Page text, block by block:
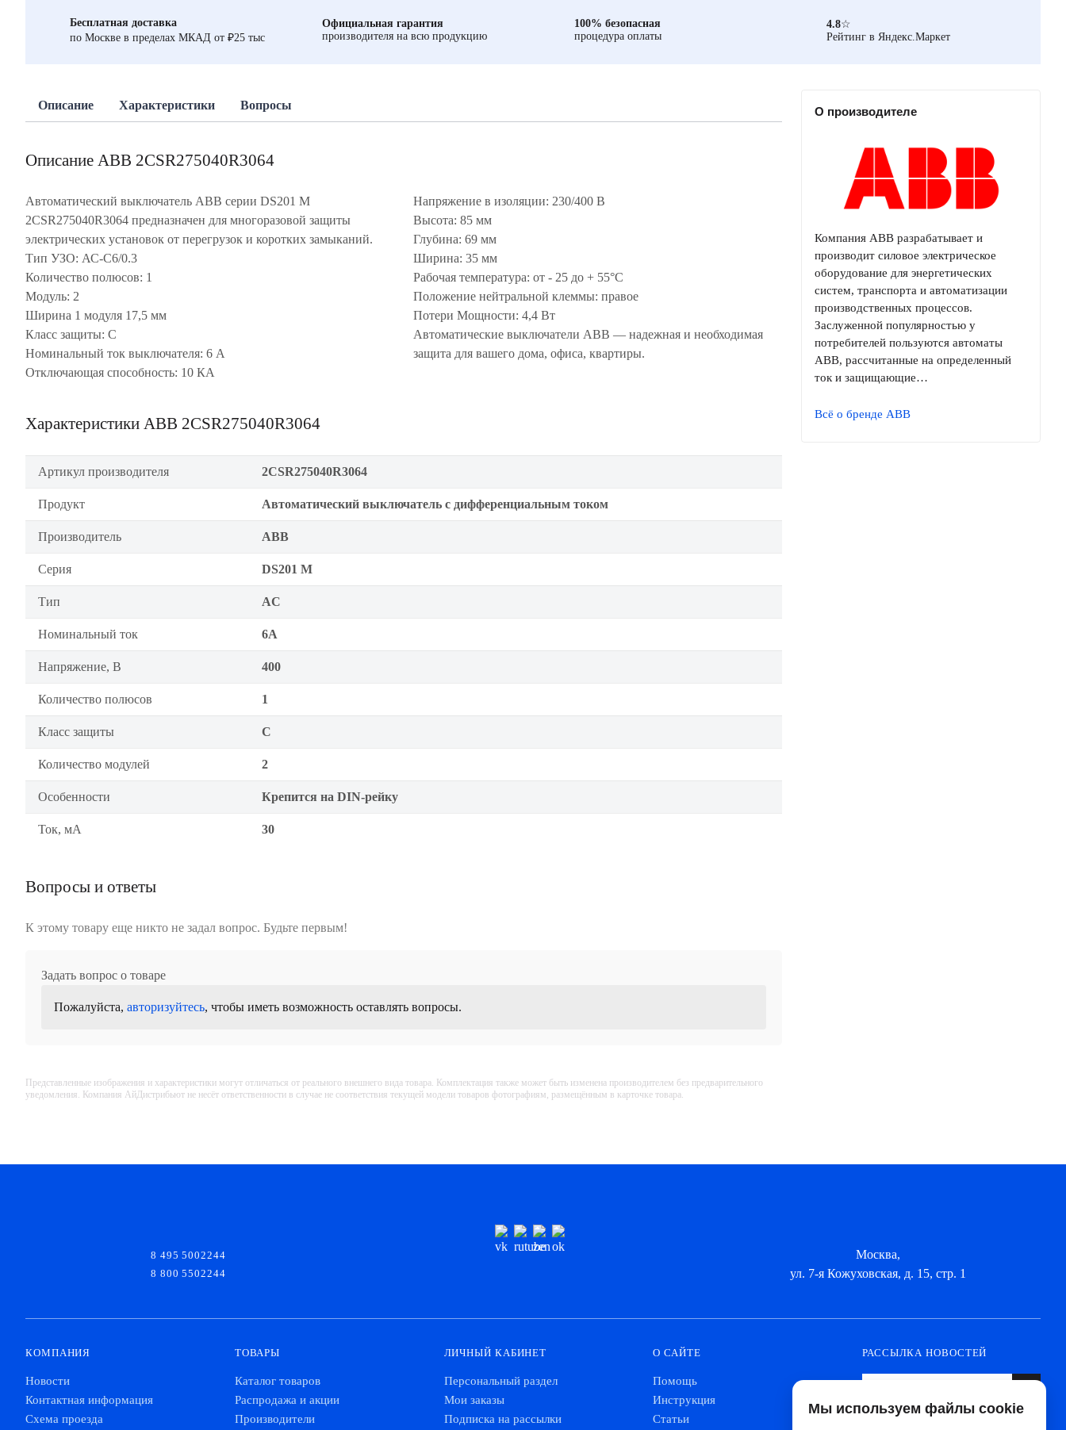
Бесплатная доставка
по Москве в пределах МКАД от ₽25 тыс
Официальная гарантия
производителя на всю продукцию
100% безопасная
процедура оплаты
4.8☆
Рейтинг в Яндекс.Маркет
Описание Характеристики Вопросы
Описание ABB 2CSR275040R3064
Автоматический выключатель ABB серии DS201 M
2CSR275040R3064 предназначен для многоразовой защиты
электрических установок от перегрузок и коротких замыканий.
Тип УЗО: АС-C6/0.3
Количество полюсов: 1
Модуль: 2
Ширина 1 модуля 17,5 мм
Класс защиты: С
Номинальный ток выключателя: 6 А
Отключающая способность: 10 КА
Напряжение в изоляции: 230/400 В
Высота: 85 мм
Глубина: 69 мм
Ширина: 35 мм
Рабочая температура: от - 25 до + 55°С
Положение нейтральной клеммы: правое
Потери Мощности: 4,4 Вт
Автоматические выключатели ABB — надежная и необходимая
защита для вашего дома, офиса, квартиры.
Характеристики ABB 2CSR275040R3064
Артикул производителя 2CSR275040R3064
Продукт Автоматический выключатель с дифференциальным током
Производитель ABB
Серия DS201 M
Тип AC
Номинальный ток 6А
Напряжение, В 400
Количество полюсов 1
Класс защиты C
Количество модулей 2
Особенности Крепится на DIN-рейку
Ток, мА 30
Вопросы и ответы
К этому товару еще никто не задал вопрос. Будьте первым!
Задать вопрос о товаре
Пожалуйста, авторизуйтесь, чтобы иметь возможность оставлять вопросы.
Представленные изображения и характеристики могут отличаться от реального внешнего вида товара. Комплектация также может быть изменена производителем без предварительного
уведомления. Компания АйДистрибьют не несёт ответственности в случае не соответствия текущей модели товаров фотографиям, размещённым в карточке товара.
О производителе
Компания ABB разрабатывает и
производит силовое электрическое
оборудование для энергетических
систем, транспорта и автоматизации
производственных процессов.
Заслуженной популярностью у
потребителей пользуются автоматы
ABB, рассчитанные на определенный
ток и защищающие…
Всё о бренде ABB
8 495 5002244
8 800 5502244
Москва,
ул. 7-я Кожуховская, д. 15, стр. 1
КОМПАНИЯ
Новости
Контактная информация
Схема проезда
ТОВАРЫ
Каталог товаров
Распродажа и акции
Производители
ЛИЧНЫЙ КАБИНЕТ
Персональный раздел
Мои заказы
Подписка на рассылки
О САЙТЕ
Помощь
Инструкция
Статьи
РАССЫЛКА НОВОСТЕЙ
Мы используем файлы cookie